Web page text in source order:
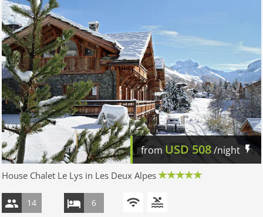
from USD508/night
House Chalet Le Lys in Les Deux Alpes
14 6